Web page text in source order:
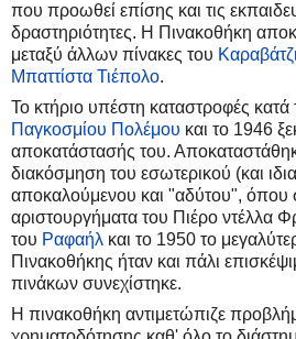
που προωθεί επίσης και τις
δραστηριότητες. Η Πινακοθήκη
μεταξύ άλλων πίνακες του
Μπαττίστα Τιέπολο.
Το κτήριο υπέστη καταστροφές κατά
Παγκοσμίου Πολέμου και το 1946
αποκατάστασής του.
διακόσμηση του εσωτερικού (και
αποκαλούμενου και "αδύτου", όπου
αριστουργήματα του Πιέρο ντέλλα
του Ραφαήλ και το 1950 το
Πινακοθήκης ήταν και πάλι
πινάκων συνεχίστηκε.
Η πινακοθήκη αντιμετώπιζε